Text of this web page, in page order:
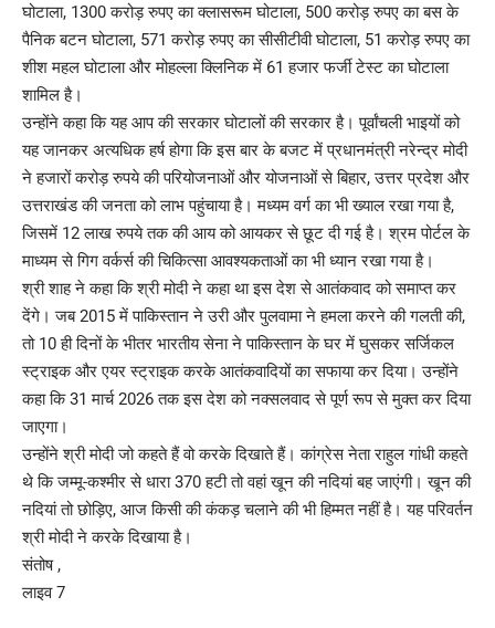
घोटाला, 1300 करोड़ रुपए का क्लासरूम घोटाला, 500 करोड़ रुपए का बस के
पैनिक बटन घोटाला, 571 करोड़ रुपए का सीसीटीवी घोटाला, 51 करोड़ रुपए का
शीश महल घोटाला और मोहल्ला क्लिनिक में 61 हजार फर्जी टेस्ट का घोटाला
शामिल है।
उन्होंने कहा कि यह आप की सरकार घोटालों की सरकार है। पूर्वांचली भाइयों को
यह जानकर अत्यधिक हर्ष होगा कि इस बार के बजट में प्रधानमंत्री नरेन्द्र मोदी
ने हजारों करोड़ रुपये की परियोजनाओं और योजनाओं से बिहार, उत्तर प्रदेश और
उत्तराखंड की जनता को लाभ पहुंचाया है। मध्यम वर्ग का भी ख्याल रखा गया है,
जिसमें 12 लाख रुपये तक की आय को आयकर से छूट दी गई है। श्रम पोर्टल के
माध्यम से गिग वर्कर्स की चिकित्सा आवश्यकताओं का भी ध्यान रखा गया है।
श्री शाह ने कहा कि श्री मोदी ने कहा था इस देश से आतंकवाद को समाप्त कर
देंगे। जब 2015 में पाकिस्तान ने उरी और पुलवामा ने हमला करने की गलती की,
तो 10 ही दिनों के भीतर भारतीय सेना ने पाकिस्तान के घर में घुसकर सर्जिकल
स्ट्राइक और एयर स्ट्राइक करके आतंकवादियों का सफाया कर दिया। उन्होंने
कहा कि 31 मार्च 2026 तक इस देश को नक्सलवाद से पूर्ण रूप से मुक्त कर दिया
जाएगा।
उन्होंने श्री मोदी जो कहते हैं वो करके दिखाते हैं। कांग्रेस नेता राहुल गांधी कहते
थे कि जम्मू-कश्मीर से धारा 370 हटी तो वहां खून की नदियां बह जाएंगी। खून की
नदियां तो छोड़िए, आज किसी की कंकड़ चलाने की भी हिम्मत नहीं है। यह परिवर्तन
श्री मोदी ने करके दिखाया है।
संतोष ,
लाइव 7